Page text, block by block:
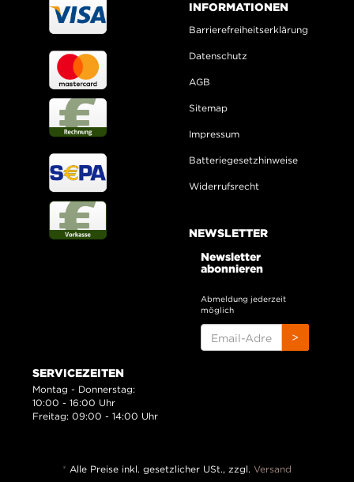
INFORMATIONEN
Barrierefreiheitserklärung
Datenschutz
AGB
Sitemap
Impressum
Batteriegesetzhinweise
Widerrufsrecht
NEWSLETTER
Newsletter
abonnieren
Abmeldung jederzeit
möglich
ADRESSE
>
SERVICEZEITEN
Montag - Donnerstag:
10:00 - 16:00 Uhr
Freitag: 09:00 - 14:00 Uhr
* Alle Preise inkl. gesetzlicher USt., zzgl. Versand